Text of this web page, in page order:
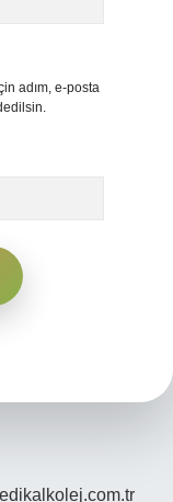
adım, e-posta